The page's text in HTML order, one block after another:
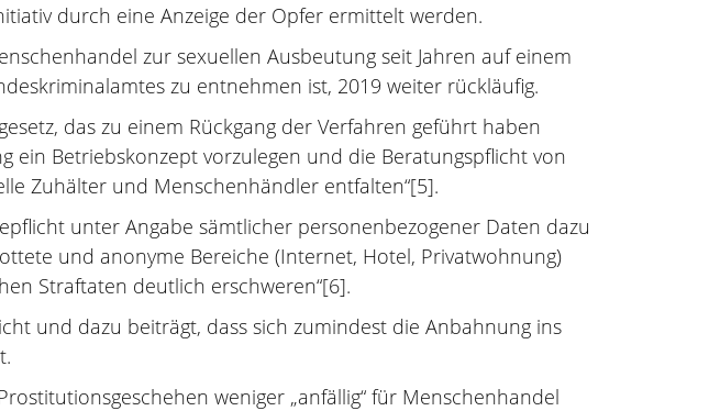
durch eine Anzeige der Opfer ermittelt werden.
zur sexuellen Ausbeutung seit Jahren auf einem
zu entnehmen ist, 2019 weiter rückläufig.
das zu einem Rückgang der Verfahren geführt haben
ein Betriebskonzept vorzulegen und die Beratungspflicht von
Zuhälter und Menschenhändler entfalten“[5].
unter Angabe sämtlicher personenbezogener Daten dazu
und anonyme Bereiche (Internet, Hotel, Privatwohnung)
Straftaten deutlich erschweren“[6].
und dazu beiträgt, dass sich zumindest die Anbahnung ins
weniger „anfällig“ für Menschenhandel